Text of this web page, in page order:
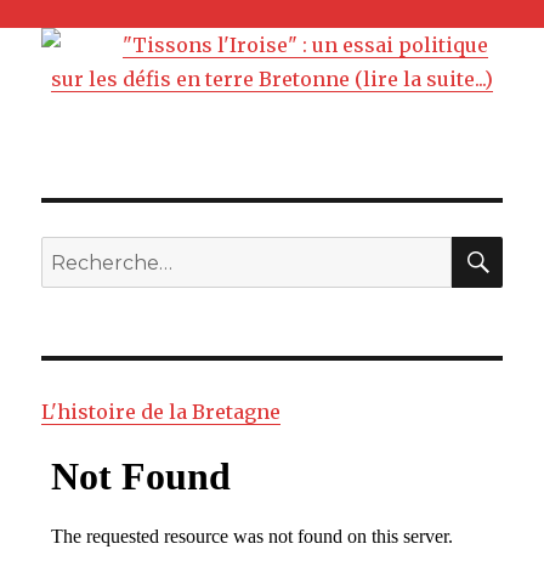
"Tissons l'Iroise" : un essai politique
sur les défis en terre Bretonne (lire la suite...)
Recherche
pour
L'histoire de la Bretagne